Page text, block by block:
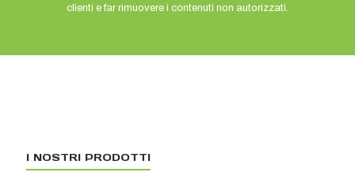
clienti e far rimuovere i contenuti non autorizzati.
I NOSTRI PRODOTTI